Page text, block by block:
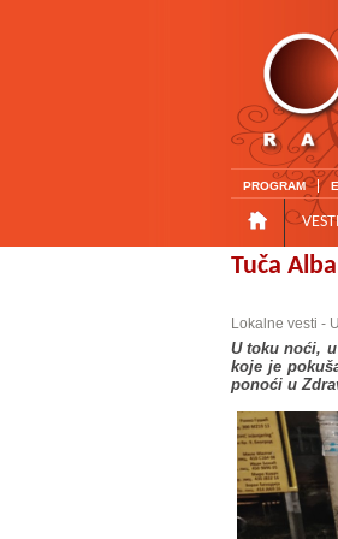
PROGRAM
Tuča
Lokalne vesti -
U toku noći,
koje je
ponoći u